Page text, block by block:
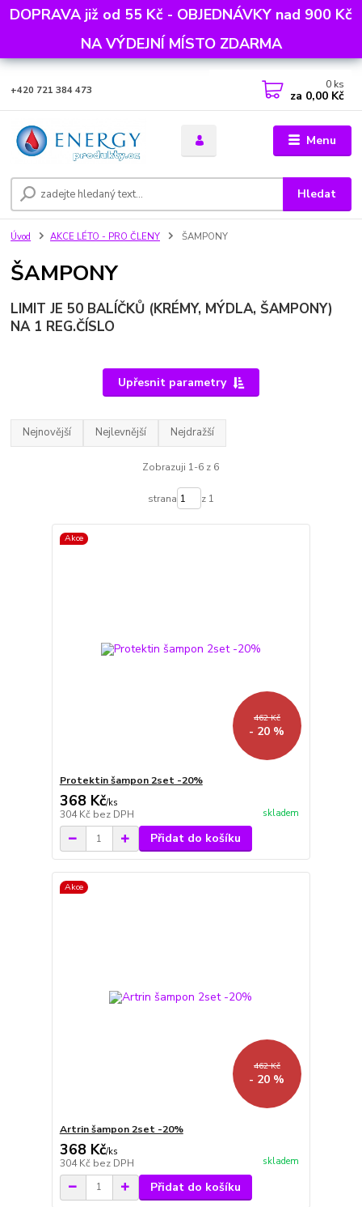
DOPRAVA již od 55 Kč - OBJEDNÁVKY nad 900 Kč
NA VÝDEJNÍ MÍSTO ZDARMA
Menu
Hledat
+420 721 384 473 0 ks
za 0,00 Kč
Úvod AKCE LÉTO - PRO ČLENY ŠAMPONY
ŠAMPONY
LIMIT JE 50 BALÍČKŮ (KRÉMY, MÝDLA, ŠAMPONY)
NA 1 REG.ČÍSLO
Upřesnit parametry
Nejnovější Nejlevnější Nejdražší
Zobrazuji 1-6 z 6
strana z 1
Akce
462 Kč
- 20 %
Protektin šampon 2set -20%
368 Kč/ks
304 Kč bez DPH skladem
Přidat do košíku
Akce
462 Kč
- 20 %
Artrin šampon 2set -20%
368 Kč/ks
304 Kč bez DPH skladem
Přidat do košíku